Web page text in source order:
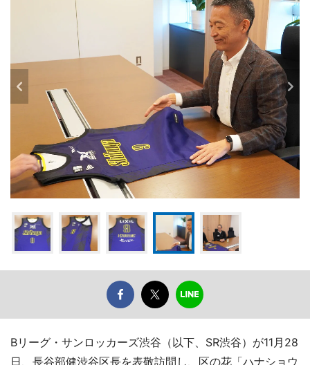
Bリーグ・サンロッカーズ渋谷（以下、SR渋谷）が11月28
日、長谷部健渋谷区長を表敬訪問し、区の花「ハナショウ